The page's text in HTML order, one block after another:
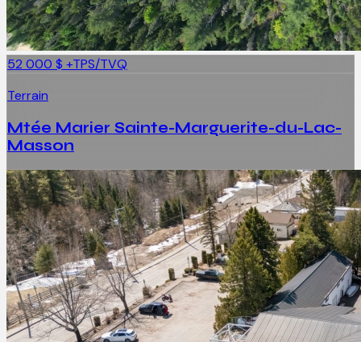
52 000 $ +TPS/TVQ
Terrain
Mtée Marier Sainte-Marguerite-du-Lac-
Masson